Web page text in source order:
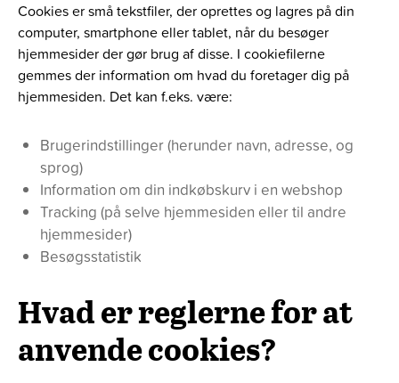
Cookies er små tekstfiler, der oprettes og lagres på din
computer, smartphone eller tablet, når du besøger
hjemmesider der gør brug af disse. I cookiefilerne
gemmes der information om hvad du foretager dig på
hjemmesiden. Det kan f.eks. være:
Brugerindstillinger (herunder navn, adresse, og
sprog)
Information om din indkøbskurv i en webshop
Tracking (på selve hjemmesiden eller til andre
hjemmesider)
Besøgsstatistik
Hvad er reglerne for at
anvende cookies?